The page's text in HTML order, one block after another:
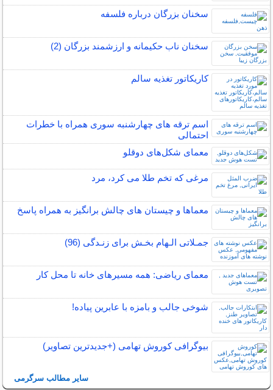
سخنان بزرگان درباره فلسفه
سخنان ناب حکیمانه و ارزشمند بزرگان (2)
کاریکاتور تغذیه سالم
اسم ترقه های چهارشنبه سوری همراه با خطرات
احتمالی
معمای شکل‌های دوقلو
مرغی که تخم طلا می کرد، مرد
معماها و چیستان های چالش برانگیز به همراه پاسخ
جمـلاتی الـهام بخـش برای زنـدگی (96)
معمای ریاضی: همه مسیرهای خانه تا محل کار
شوخی جالب و بامزه با عابرین پیاده!
بیوگرافی کوروش تهامی (+جدیدترین تصاویر)
سایر مطالب سرگرمی